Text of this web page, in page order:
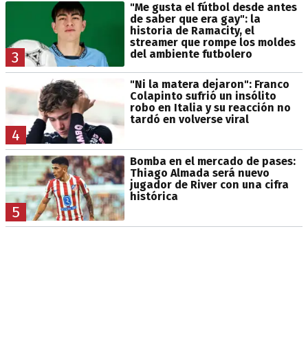
3
"Me gusta el fútbol desde antes
de saber que era gay": la
historia de Ramacity, el
streamer que rompe los moldes
del ambiente futbolero
4
"Ni la matera dejaron": Franco
Colapinto sufrió un insólito
robo en Italia y su reacción no
tardó en volverse viral
5
Bomba en el mercado de pases:
Thiago Almada será nuevo
jugador de River con una cifra
histórica